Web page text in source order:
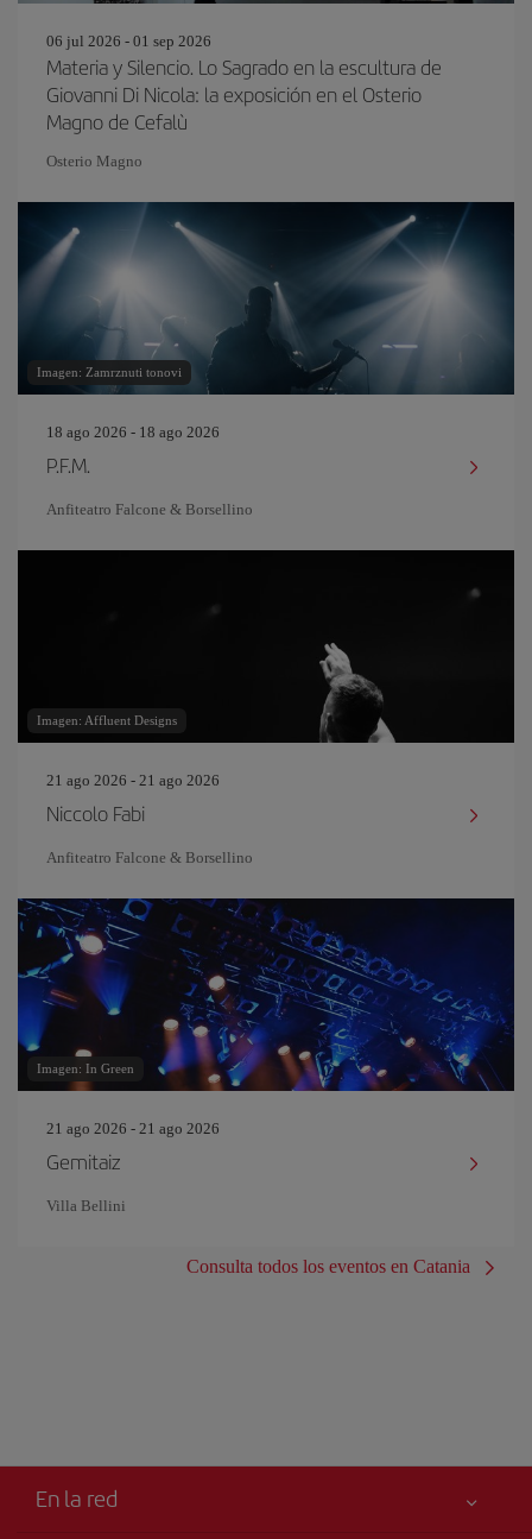
06 jul 2026 - 01 sep 2026
Materia y Silencio. Lo Sagrado en la escultura de
Giovanni Di Nicola: la exposición en el Osterio
Magno de Cefalù
Osterio Magno
Imagen: Zamrznuti tonovi
18 ago 2026 - 18 ago 2026
P.F.M.
Anfiteatro Falcone & Borsellino
Imagen: Affluent Designs
21 ago 2026 - 21 ago 2026
Niccolo Fabi
Anfiteatro Falcone & Borsellino
Imagen: In Green
21 ago 2026 - 21 ago 2026
Gemitaiz
Villa Bellini
Consulta todos los eventos en Catania
En la red